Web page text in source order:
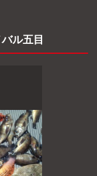
ル五目